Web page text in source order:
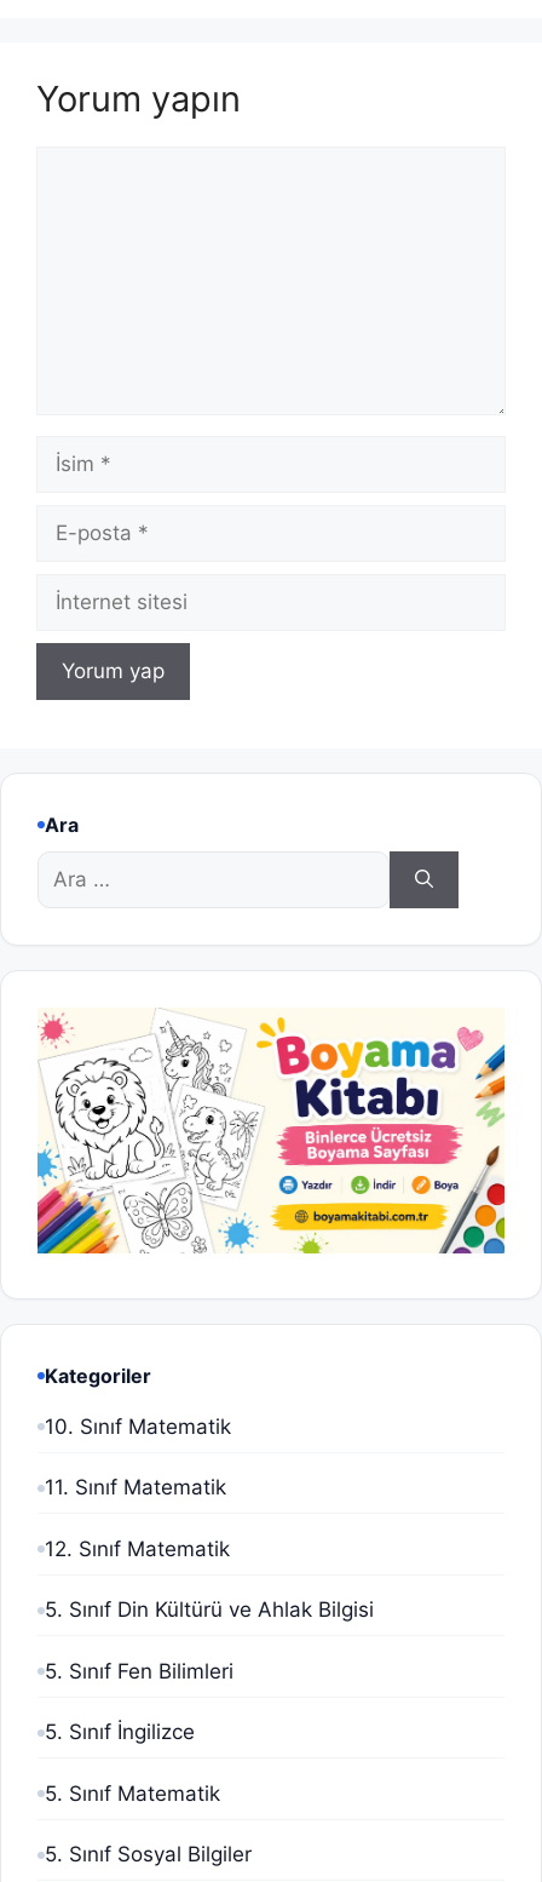
Yorum yapın
İsim
posta
İnternet
sitesi
Ara
için
ara
Kategoriler
10. Sınıf Matematik
11. Sınıf Matematik
12. Sınıf Matematik
5. Sınıf Din Kültürü ve Ahlak Bilgisi
5. Sınıf Fen Bilimleri
5. Sınıf İngilizce
5. Sınıf Matematik
5. Sınıf Sosyal Bilgiler